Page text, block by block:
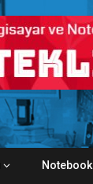
Notebook